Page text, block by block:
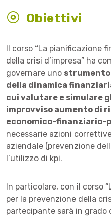
Obiettivi
Il corso “La pianificazione
della crisi d’impresa” ha
governare uno
della dinamica
cui valutare e simulare
improvviso aumento di
economico-finanziario-
necessarie azioni
aziendale (prevenzione
l’utilizzo di kpi.
In particolare, con il corso
per la prevenzione della
partecipante sarà in grado